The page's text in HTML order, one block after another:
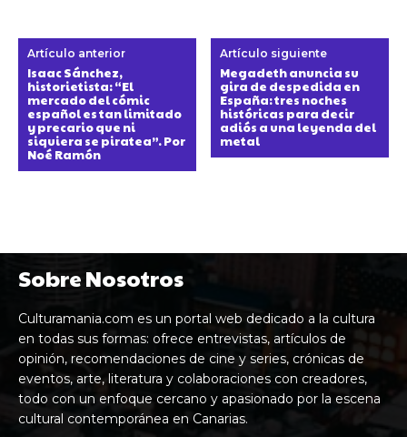
Artículo anterior
Isaac Sánchez,
historietista: “El
mercado del cómic
español es tan limitado
y precario que ni
siquiera se piratea”. Por
Noé Ramón
Artículo siguiente
Megadeth anuncia su
gira de despedida en
España: tres noches
históricas para decir
adiós a una leyenda del
metal
Sobre Nosotros
Culturamania.com es un portal web dedicado a la cultura
en todas sus formas: ofrece entrevistas, artículos de
opinión, recomendaciones de cine y series, crónicas de
eventos, arte, literatura y colaboraciones con creadores,
todo con un enfoque cercano y apasionado por la escena
cultural contemporánea en Canarias.